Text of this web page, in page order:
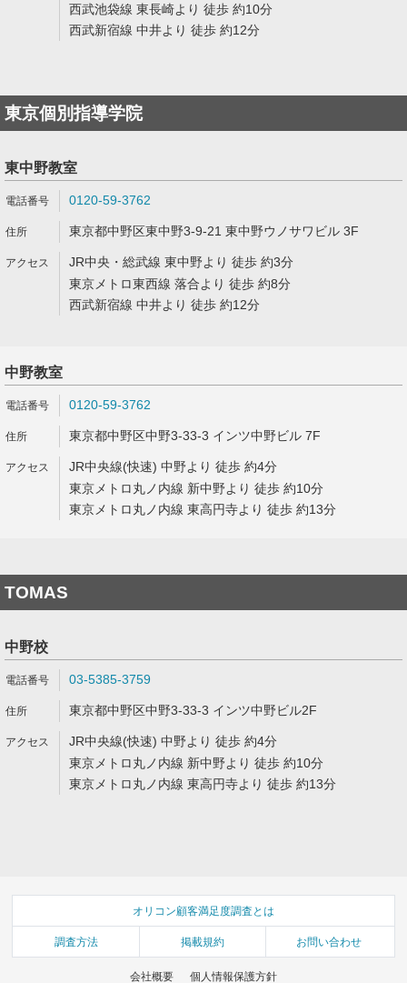
西武池袋線 東長崎より 徒歩 約10分
西武新宿線 中井より 徒歩 約12分
東京個別指導学院
東中野教室
0120-59-3762
東京都中野区東中野3-9-21 東中野ウノサワビル 3F
JR中央・総武線 東中野より 徒歩 約3分
東京メトロ東西線 落合より 徒歩 約8分
西武新宿線 中井より 徒歩 約12分
中野教室
0120-59-3762
東京都中野区中野3-33-3 インツ中野ビル 7F
JR中央線(快速) 中野より 徒歩 約4分
東京メトロ丸ノ内線 新中野より 徒歩 約10分
東京メトロ丸ノ内線 東高円寺より 徒歩 約13分
TOMAS
中野校
03-5385-3759
東京都中野区中野3-33-3 インツ中野ビル2F
JR中央線(快速) 中野より 徒歩 約4分
東京メトロ丸ノ内線 新中野より 徒歩 約10分
東京メトロ丸ノ内線 東高円寺より 徒歩 約13分
オリコン顧客満足度調査とは
調査方法 掲載規約 お問い合わせ
会社概要 個人情報保護方針